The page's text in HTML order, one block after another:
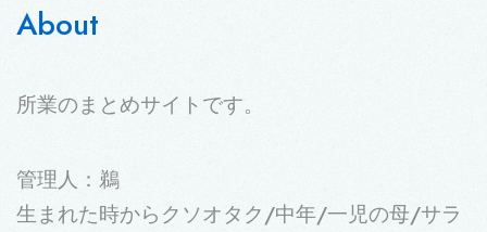
About
所業のまとめサイトです。
管理人：鵜
生まれた時からクソオタク/中年/一児の母/サラ